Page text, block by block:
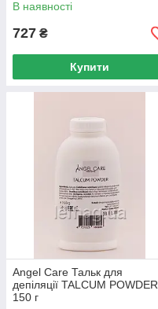
В наявності
727 ₴
Купити
Angel Care Тальк для
депіляції TALCUM POWDER
150 г